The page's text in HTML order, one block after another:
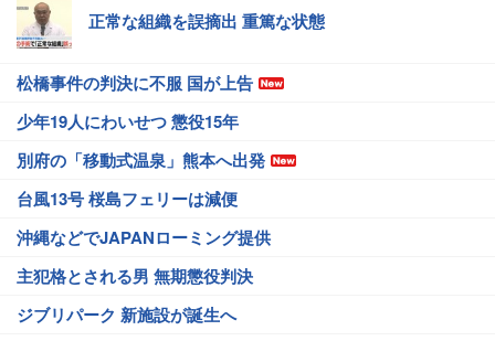
正常な組織を誤摘出 重篤な状態
松橋事件の判決に不服 国が上告
少年19人にわいせつ 懲役15年
別府の「移動式温泉」熊本へ出発
台風13号 桜島フェリーは減便
沖縄などでJAPANローミング提供
主犯格とされる男 無期懲役判決
ジブリパーク 新施設が誕生へ